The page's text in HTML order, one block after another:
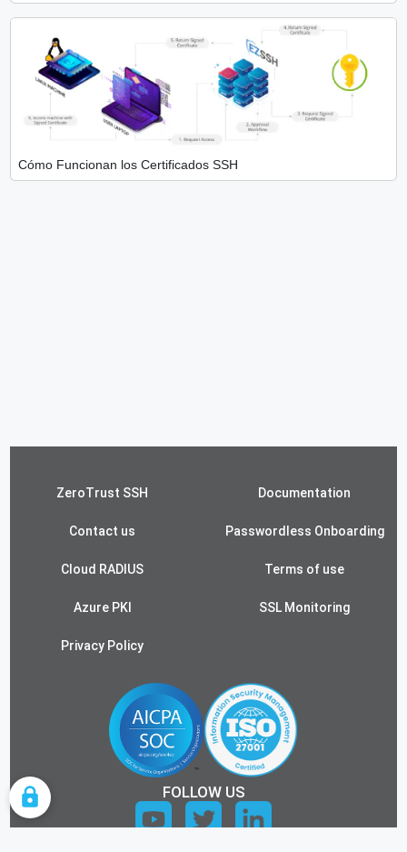
Cómo Funcionan los Certificados SSH
ZeroTrust SSH Documentation
Contact us Passwordless Onboarding
Cloud RADIUS Terms of use
Azure PKI SSL Monitoring
Privacy Policy
FOLLOW US
COOKIE SETTINGS